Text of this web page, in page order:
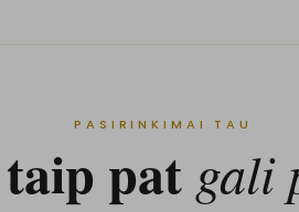
PASIRINKIMAI TAU
pat gali